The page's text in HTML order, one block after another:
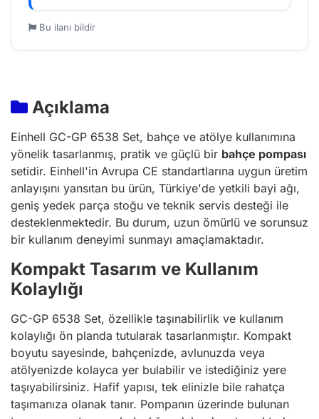
Bu ilanı bildir
Açıklama
Einhell GC-GP 6538 Set, bahçe ve atölye kullanımına
yönelik tasarlanmış, pratik ve güçlü bir bahçe pompası
setidir. Einhell'in Avrupa CE standartlarına uygun üretim
anlayışını yansıtan bu ürün, Türkiye'de yetkili bayi ağı,
geniş yedek parça stoğu ve teknik servis desteği ile
desteklenmektedir. Bu durum, uzun ömürlü ve sorunsuz
bir kullanım deneyimi sunmayı amaçlamaktadır.
Kompakt Tasarım ve Kullanım
Kolaylığı
GC-GP 6538 Set, özellikle taşınabilirlik ve kullanım
kolaylığı ön planda tutularak tasarlanmıştır. Kompakt
boyutu sayesinde, bahçenizde, avlunuzda veya
atölyenizde kolayca yer bulabilir ve istediğiniz yere
taşıyabilirsiniz. Hafif yapısı, tek elinizle bile rahatça
taşımanıza olanak tanır. Pompanın üzerinde bulunan